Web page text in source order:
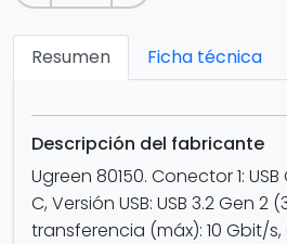
Resumen Ficha técnica
Descripción del fabricante
Ugreen 80150. Conector 1:
C, Versión USB: USB 3.2 Gen 2
transferencia (máx): 10 Gbit/